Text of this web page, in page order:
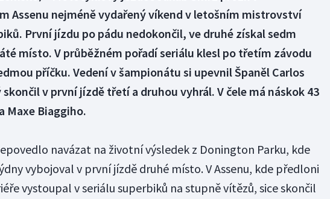
Assenu nejméně vydařený víkend v letošním mistrovství
První jízdu po pádu nedokončil, ve druhé získal sedm
místo. V průběžném pořadí seriálu klesl po třetím závodu
příčku. Vedení v šampionátu si upevnil Španěl Carlos
skončil v první jízdě třetí a druhou vyhrál. V čele má náskok 43
Maxe Biaggiho.
navázat na životní výsledek z Donington Parku, kde
vybojoval v první jízdě druhé místo. V Assenu, kde předloni
vystoupal v seriálu superbiků na stupně vítězů, sice skončil